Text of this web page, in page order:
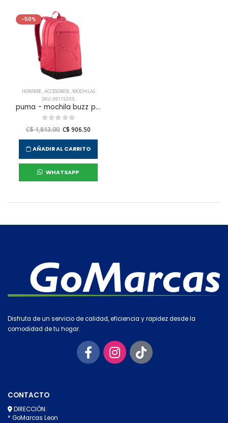
-50%
HOMBRE,ACCESORIOS, MOCHILAS
SKU: 091153 05
puma - mochila buzz para hombre
C$ 1,813.00 C$ 906.50
AÑADIR AL CARRITO
WHATSAPP
Disfruta de un servicio de calidad, eficiencia y rapidez desde la
comodidad de tu hogar.
CONTACTO
DIRECCIÓN:
* GoMarcas Leon